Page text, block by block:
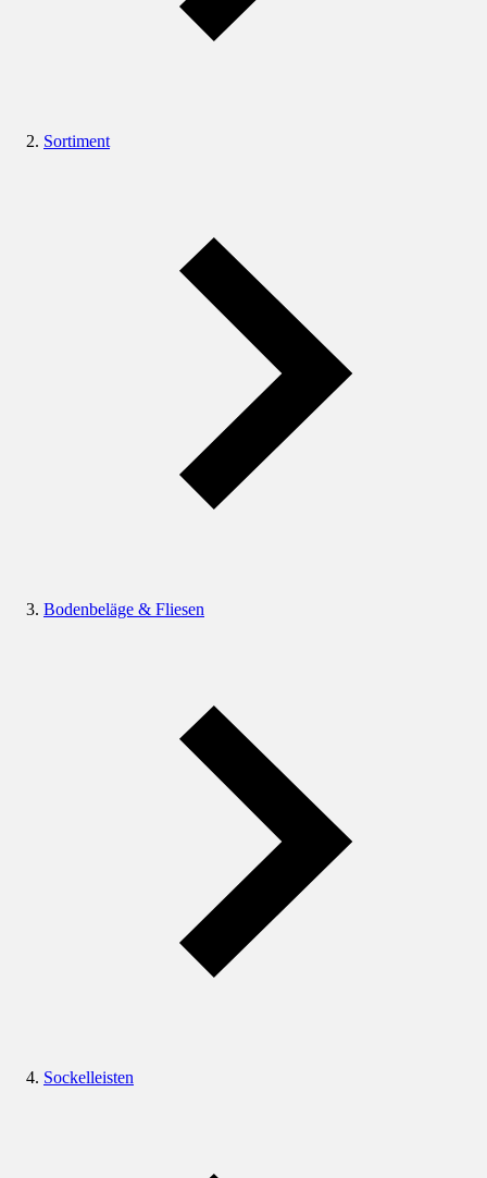
Sortiment
Bodenbeläge & Fliesen
Sockelleisten